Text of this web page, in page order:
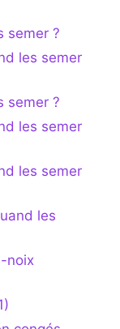
semer ?
les semer
semer ?
les semer
les semer
les
noix